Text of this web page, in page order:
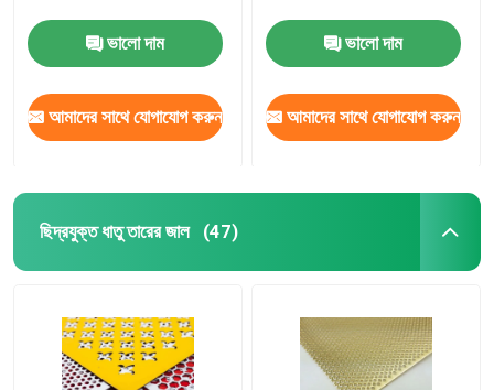
ভালো দাম
আমাদের সাথে যোগাযোগ করুন
ভালো দাম
আমাদের সাথে যোগাযোগ করুন
ছিদ্রযুক্ত ধাতু তারের জাল (47)